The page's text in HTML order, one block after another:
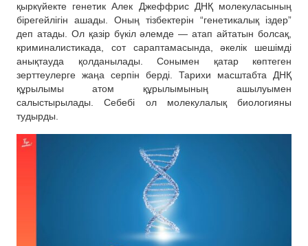
қыркүйекте генетик Алек Джеффрис ДНҚ молекуласының
бірегейлігін ашады. Оның тізбектерін “генетикалық іздер”
деп атады. Ол қазір бүкіл әлемде — атап айтатын болсақ,
криминалистикада, сот сараптамасында, әкелік шешімді
анықтауда қолданылады. Сонымен қатар көптеген
зерттеулерге жаңа серпін берді. Тарихи масштабта ДНҚ
құрылымы атом құрылымының ашылуымен
салыстырылады. Себебі ол молекулалық биологияны
тудырды.